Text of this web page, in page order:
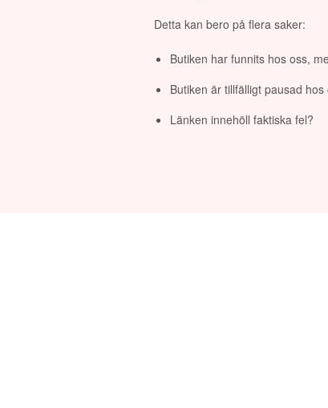
Detta kan bero på flera saker:
Butiken har funnits hos oss,
Butiken är tillfälligt pausad
Länken innehöll faktiska fel?